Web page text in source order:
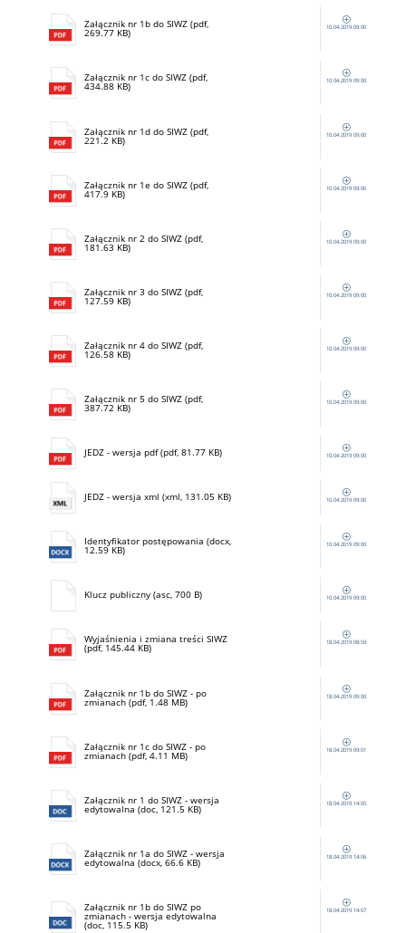
Załącznik nr 1b do SIWZ (pdf,
269.77 KB) 10.04.2019 09:00
Załącznik nr 1c do SIWZ (pdf,
434.88 KB) 10.04.2019 09:00
Załącznik nr 1d do SIWZ (pdf,
221.2 KB) 10.04.2019 09:00
Załącznik nr 1e do SIWZ (pdf,
417.9 KB) 10.04.2019 09:00
Załącznik nr 2 do SIWZ (pdf,
181.63 KB) 10.04.2019 09:00
Załącznik nr 3 do SIWZ (pdf,
127.59 KB) 10.04.2019 09:00
Załącznik nr 4 do SIWZ (pdf,
126.58 KB) 10.04.2019 09:00
Załącznik nr 5 do SIWZ (pdf,
387.72 KB) 10.04.2019 09:00
JEDZ - wersja pdf (pdf, 81.77 KB) 10.04.2019 09:00
JEDZ - wersja xml (xml, 131.05 KB) 10.04.2019 09:00
Identyfikator postępowania (docx,
12.59 KB) 10.04.2019 09:00
Klucz publiczny (asc, 700 B) 10.04.2019 09:00
Wyjaśnienia i zmiana treści SIWZ
(pdf, 145.44 KB) 18.04.2019 08:59
Załącznik nr 1b do SIWZ - po
zmianach (pdf, 1.48 MB) 18.04.2019 09:00
Załącznik nr 1c do SIWZ - po
zmianach (pdf, 4.11 MB) 18.04.2019 09:01
Załącznik nr 1 do SIWZ - wersja
edytowalna (doc, 121.5 KB) 18.04.2019 14:05
Załącznik nr 1a do SIWZ - wersja
edytowalna (docx, 66.6 KB) 18.04.2019 14:06
Załącznik nr 1b do SIWZ po
zmianach - wersja edytowalna
(doc, 115.5 KB)
18.04.2019 14:07